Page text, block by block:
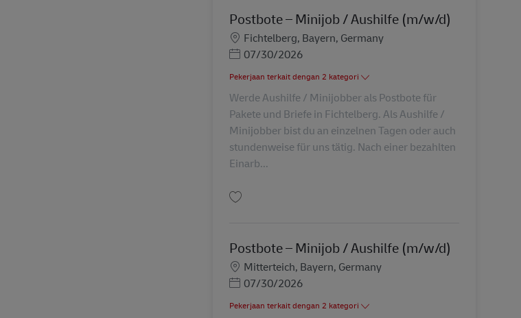
Postbote – Minijob / Aushilfe (m/w/d)
LokasiFichtelberg, Bayern, Germany
Posted Date
07/30/2026
Pekerjaan terkait dengan 2 kategori
Werde Aushilfe / Minijobber als Postbote für
Pakete und Briefe in Fichtelberg. Als Aushilfe /
Minijobber bist du an einzelnen Tagen oder auch
stundenweise für uns tätig. Nach einer bezahlten
Einarb...
Postbote – Minijob / Aushilfe (m/w/d)
LokasiMitterteich, Bayern, Germany
Posted Date
07/30/2026
Pekerjaan terkait dengan 2 kategori